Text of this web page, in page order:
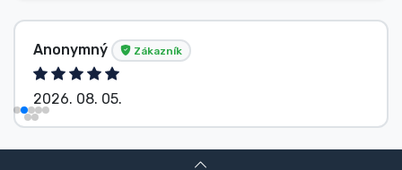
Anonymný Zákazník
2026. 08. 05.